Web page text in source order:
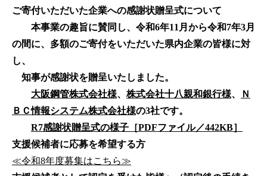
ご寄付いただいた企業への感謝状贈呈式について
本事業の趣旨に賛同し、令和6年11月から令和7年3月
の間に、多額のご寄付をいただいた県内企業の皆様に対
し、
知事が感謝状を贈呈いたしました。
大阪鋼管株式会社様、 株式会社十八親和銀行様、
Ｎ
ＢＣ情報システム株式会社様の3社です。
R7感謝状贈呈式の様子［PDFファイル／442KB］
支援候補者に応募を希望する方
≪令和8年度募集はこちら≫